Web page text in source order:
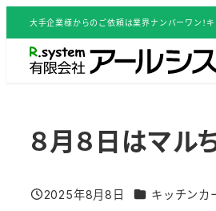
イ
大手企業様からのご依頼は業界ナンバーワン！キ
８月８日はマル
投稿日
2025年8月8日 グルメイベン
キッチンカ